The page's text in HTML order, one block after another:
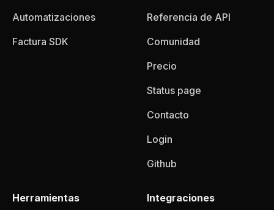
Automatizaciones
Factura SDK
Referencia de API
Comunidad
Precio
Status page
Contacto
Login
Github
Herramientas
Integraciones